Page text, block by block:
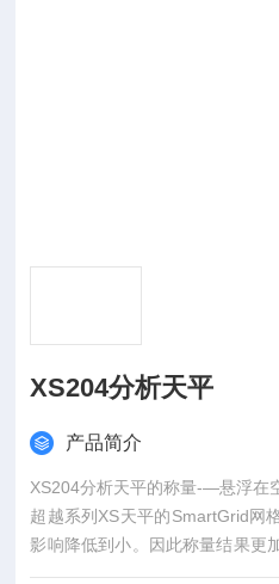
XS204分析天平
产品简介
XS204分析天平的称量-—悬浮在
超越系列XS天平的SmartGrid网
影响降低到小。因此称量结果更
ErgoClips易巧称量组件，作为网